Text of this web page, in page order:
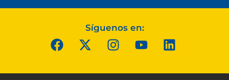
Síguenos en: